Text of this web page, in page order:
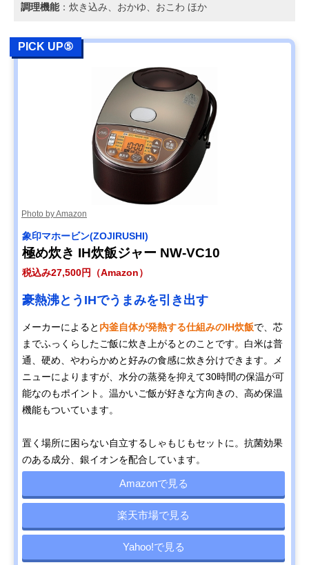
調理機能：炊き込み、おかゆ、おこわ ほか
PICK UP⑤
Photo by Amazon
象印マホービン(ZOJIRUSHI)
極め炊き IH炊飯ジャー NW-VC10
税込み27,500円（Amazon）
豪熱沸とうIHでうまみを引き出す
メーカーによると 内釜自体が発熱する仕組みのIH炊飯で、芯
までふっくらしたご飯に炊き上がるとのことです。白米は普
通、硬め、やわらかめと好みの食感に炊き分けできます。メ
ニューによりますが、水分の蒸発を抑えて30時間の保温が可
能なのもポイント。温かいご飯が好きな方向きの、高め保温
機能もついています。
置く場所に困らない自立するしゃもじもセットに。抗菌効果
のある成分、銀イオンを配合しています。
Amazonで見る
楽天市場で見る
Yahoo!で見る